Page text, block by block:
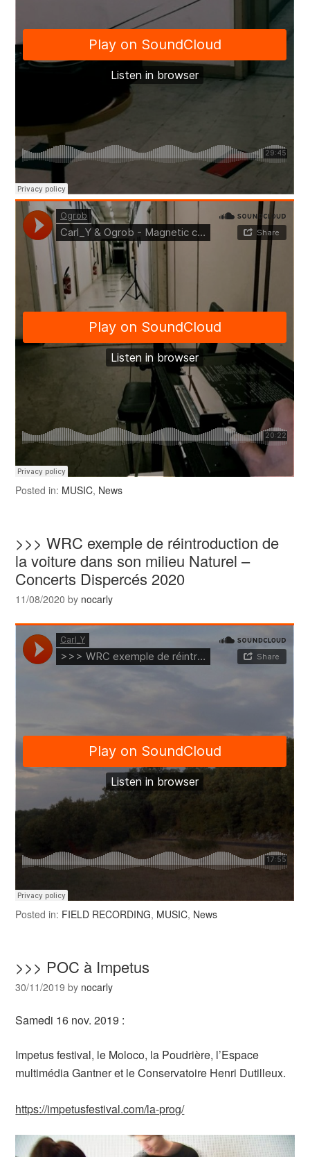
Posted in: MUSIC, News
>>> WRC exemple de réintroduction de
la voiture dans son milieu Naturel –
Concerts Dispercés 2020
11/08/2020 by nocarly
Posted in: FIELD RECORDING, MUSIC, News
>>> POC à Impetus
30/11/2019 by nocarly
Samedi 16 nov. 2019 :
Impetus festival, le Moloco, la Poudrière, l’Espace
multimédia Gantner et le Conservatoire Henri Dutilleux.
https://impetusfestival.com/la-prog/